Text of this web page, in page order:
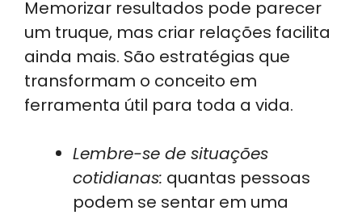
Memorizar resultados pode parecer
um truque, mas criar relações facilita
ainda mais. São estratégias que
transformam o conceito em
ferramenta útil para toda a vida.
Lembre-se de situações
cotidianas: quantas pessoas
podem se sentar em uma